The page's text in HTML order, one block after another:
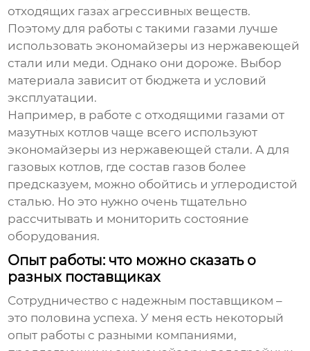
отходящих газах агрессивных веществ.
Поэтому для работы с такими газами лучше
использоватьэкономайзеры из нержавеющей
стали или меди. Однако они дороже. Выбор
материала зависит от бюджета и условий
эксплуатации.
Например, в работе с отходящими газами от
мазутных котлов чаще всего используют
экономайзеры из нержавеющей стали. А для
газовых котлов, где состав газов более
предсказуем, можно обойтись и углеродистой
сталью. Но это нужно очень тщательно
рассчитывать и мониторить состояние
оборудования.
Опыт работы: что можно сказать о
разных поставщиках
Сотрудничество с надежным поставщиком –
это половина успеха. У меня есть некоторый
опыт работы с разными компаниями,